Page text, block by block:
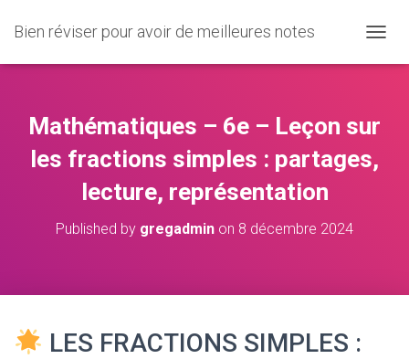
Bien réviser pour avoir de meilleures notes
U
R
F
Mathématiques – 6e – Leçon sur
les fractions simples : partages,
lecture, représentation
Published by gregadmin on 8 décembre 2024
LES FRACTIONS SIMPLES :